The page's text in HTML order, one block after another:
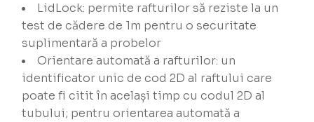
LidLock: permite rafturilor să reziste la un
test de cădere de 1m pentru o securitate
suplimentară a probelor
Orientare automată a rafturilor: un
identificator unic de cod 2D al raftului care
poate fi citit în același timp cu codul 2D al
tubului; pentru orientarea automată a